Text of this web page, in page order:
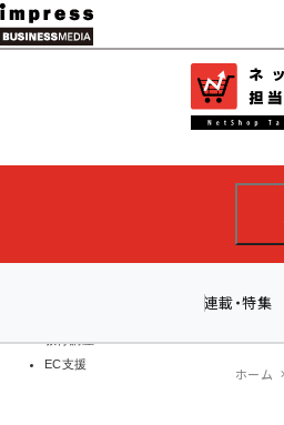
メ
イ
ン
ツ
移
教育講座
EC支援
連載・特集
ホーム